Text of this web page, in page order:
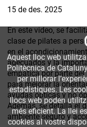
15 de des. 2025
En este video, se
clase de pilates a
en el
adecuados y la
empática por parte
para mejorar la
ayudas ópticas y no
Además, se detalla el
ambiente seguro y
Aquest lloc web
Politècnica de
per millorar
estadístiques. Les
llocs web poden
més eficient. La llei
cookies al vostre